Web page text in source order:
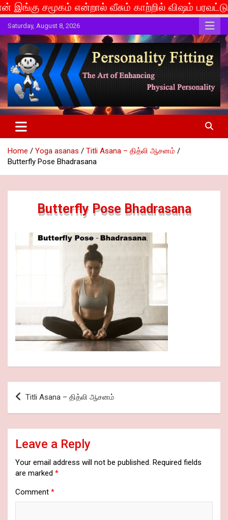
வீசும் காற்றில் விஷம் பரவட்டும்... If caste is
Skip
to
content
Saturday, August 8, 2026
Personality Fitting
The Art of Enhancing Physical Personality
Home Yoga asanas
Titli Asana – தித்லி ஆசனம்
Butterfly Pose Bhadrasana
Butterfly Pose Bhadrasana
Post
Titli Asana – தித்லி ஆசனம்
Leave a Reply
Your email address will not be published. Required fields
are marked *
Comment *